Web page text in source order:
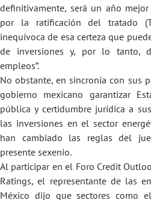
definitivamente, será un año
por la ratificación del tratado
inequívoca de esa certeza que
de inversiones y, por lo tanto,
empleos”.
No obstante, en sincronía con sus
gobierno mexicano garantizar
pública y certidumbre jurídica a
las inversiones en el sector
han cambiado las reglas del
presente sexenio.
Al participar en el Foro Credit
Ratings, el representante de las
México dijo que sectores como